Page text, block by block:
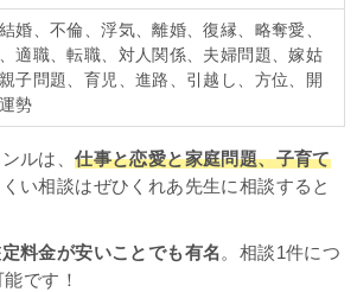
婚、不倫、浮気、離婚、復縁、略奪愛、
適職、転職、対人関係、夫婦問題、嫁姑
子問題、育児、進路、引越し、方位、開
勢
ルは、仕事と恋愛と家庭問題、子育て
い相談はぜひくれあ先生に相談すると
料金が安いことでも有名。相談1件につ
です！